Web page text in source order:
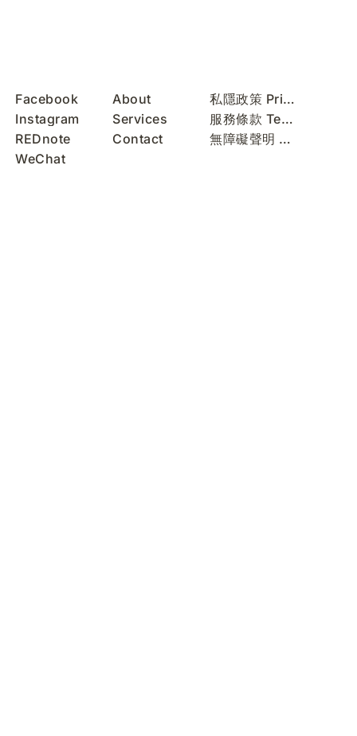
Facebook
Instagram
REDnote
WeChat
About
Services
Contact
私隱政策 Privacy Policy
服務條款 Terms of Use
無障礙聲明 Accessibility Statement